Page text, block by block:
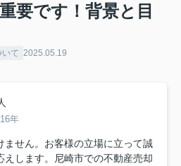
要です！背景と目
て 2025.05.19
年
ません。お客様の立場に立って誠
えします。尼崎市での不動産売却